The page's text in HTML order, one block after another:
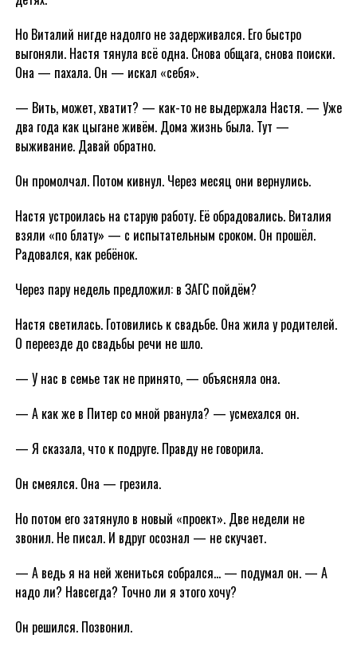
Но Виталий нигде надолго не задерживался. Его быстро
выгоняли. Настя тянула всё одна. Снова общага, снова поиски.
Она — пахала. Он — искал «себя».
— Вить, может, хватит? — как-то не выдержала Настя. — Уже
два года как цыгане живём. Дома жизнь была. Тут —
выживание. Давай обратно.
Он промолчал. Потом кивнул. Через месяц они вернулись.
Настя устроилась на старую работу. Её обрадовались. Виталия
взяли «по блату» — с испытательным сроком. Он прошёл.
Радовался, как ребёнок.
Через пару недель предложил: в ЗАГС пойдём?
Настя светилась. Готовились к свадьбе. Она жила у родителей.
О переезде до свадьбы речи не шло.
— У нас в семье так не принято, — объясняла она.
— А как же в Питер со мной рванула? — усмехался он.
— Я сказала, что к подруге. Правду не говорила.
Он смеялся. Она — грезила.
Но потом его затянуло в новый «проект». Две недели не
звонил. Не писал. И вдруг осознал — не скучает.
— А ведь я на ней жениться собрался… — подумал он. — А
надо ли? Навсегда? Точно ли я этого хочу?
Он решился. Позвонил.